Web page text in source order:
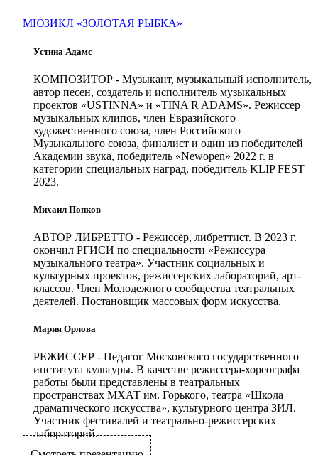
МЮЗИКЛ «ЗОЛОТАЯ РЫБКА»
Устина Адамс
КОМПОЗИТОР - Музыкант, музыкальный исполнитель,
автор песен, создатель и исполнитель музыкальных
проектов «USTINNA» и «TINA R ADAMS». Режиссер
музыкальных клипов, член Евразийского
художественного союза, член Российского
Музыкального союза, финалист и один из победителей
Академии звука, победитель «Newopen» 2022 г. в
категории специальных наград, победитель KLIP FEST
2023.
Михаил Попков
АВТОР ЛИБРЕТТО - Режиссёр, либреттист. В 2023 г.
окончил РГИСИ по специальности «Режиссура
музыкального театра». Участник социальных и
культурных проектов, режиссерских лабораторий, арт-
классов. Член Молодежного сообщества театральных
деятелей. Постановщик массовых форм искусства.
Мария Орлова
РЕЖИССЕР - Педагог Московского государственного
института культуры. В качестве режиссера-хореографа
работы были представлены в театральных
пространствах МХАТ им. Горького, театра «Школа
драматического искусства», культурного центра ЗИЛ.
Участник фестивалей и театрально-режиссерских
лабораторий.